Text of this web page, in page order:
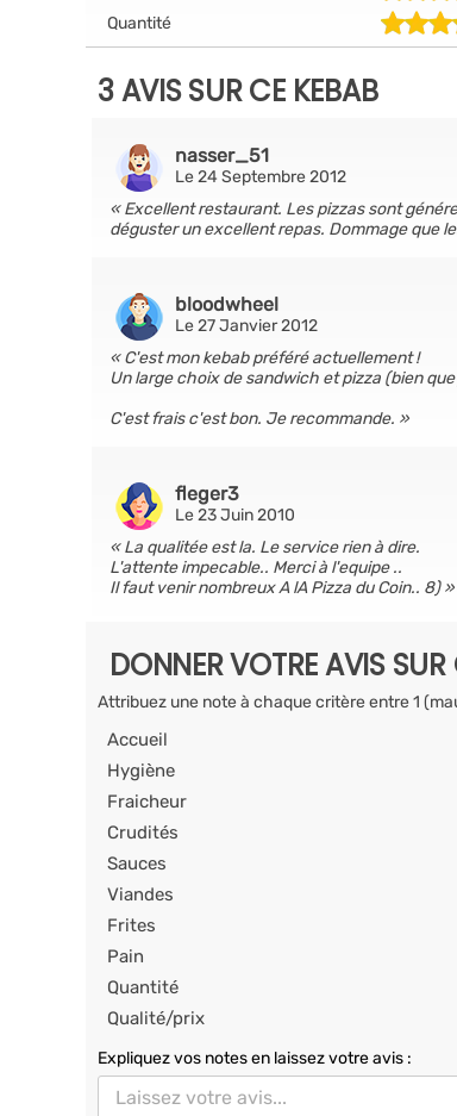
Quantité
3 AVIS SUR CE KEBAB
nasser_51
Le 24 Septembre 2012
Excellent restaurant. Les pizzas sont
déguster un excellent repas. Dommage que
bloodwheel
Le 27 Janvier 2012
C'est mon kebab préféré actuellement !
Un large choix de sandwich et pizza (bien
C'est frais c'est bon. Je recommande.
fleger3
Le 23 Juin 2010
La qualitée est la. Le service rien à dire.
L'attente impecable.. Merci à l'equipe ..
Il faut venir nombreux A lA Pizza du Coin.. 8)
DONNER VOTRE AVIS SUR
Attribuez une note à chaque critère entre 1
Accueil
Hygiène
Fraicheur
Crudités
Sauces
Viandes
Frites
Pain
Quantité
Qualité/prix
Expliquez vos notes en laissez votre avis :